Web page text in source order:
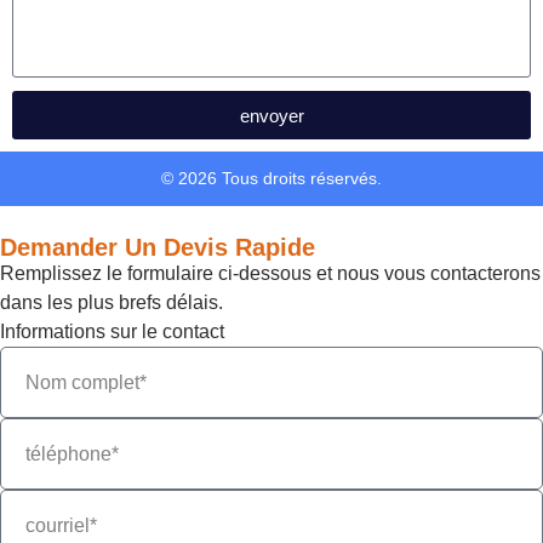
envoyer
© 2026 Tous droits réservés.
Demander Un Devis Rapide
Remplissez le formulaire ci-dessous et nous vous contacterons
dans les plus brefs délais.
Informations sur le contact